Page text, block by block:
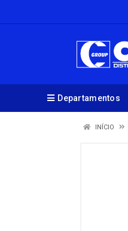
Departamentos
INÍCIO